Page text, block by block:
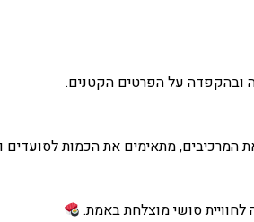
ובהקפדה על הפרטים הקטנים.
המרכיבים, מתאימים את הכמות
סושי מוצלחת באמת.